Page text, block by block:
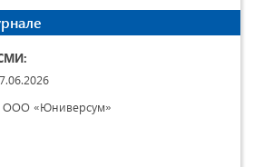
ООО «Юниверсум»